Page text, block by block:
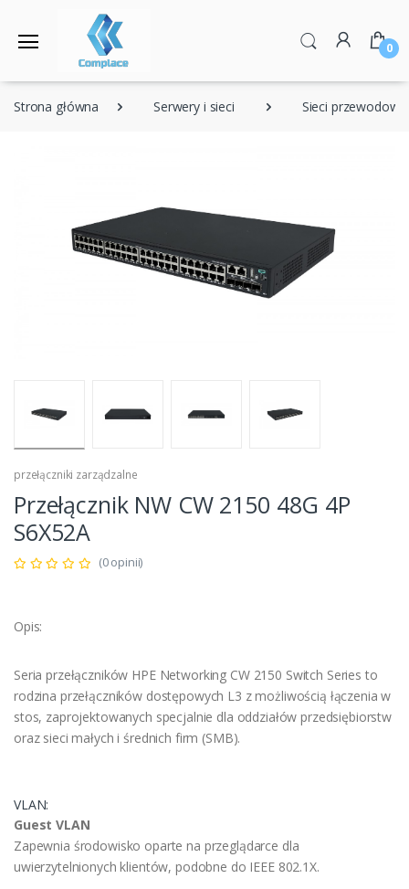
0
Strona główna Serwery i sieci Sieci przewodowe
przełączniki zarządzalne
Przełącznik NW CW 2150 48G 4P
S6X52A
(0 opinii)
Opis:
Seria przełączników HPE Networking CW 2150 Switch Series to
rodzina przełączników dostępowych L3 z możliwością łączenia w
stos, zaprojektowanych specjalnie dla oddziałów przedsiębiorstw
oraz sieci małych i średnich firm (SMB).
VLAN:
Guest VLAN
Zapewnia środowisko oparte na przeglądarce dla
uwierzytelnionych klientów, podobne do IEEE 802.1X.